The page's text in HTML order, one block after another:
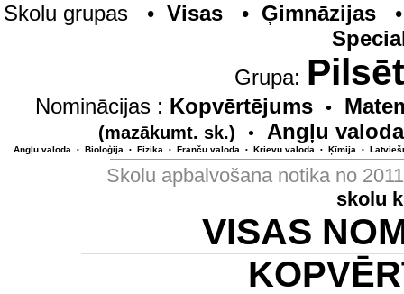
Skolu grupas • Visas• Ģimnāzijas
Grupa:
Nominācijas : Kopvērtējums •
(mazākumt. sk.) • Angļu valoda
Angļu valoda • Bioloģija • Fizika • Franču valoda • Krievu valoda • Ķīmija •
Skolu apbalvošana notika no
skolu
VISAS